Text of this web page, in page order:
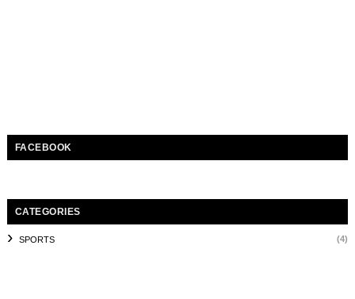
FACEBOOK
CATEGORIES
SPORTS (4)